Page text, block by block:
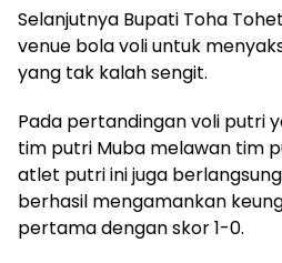
Selanjutnya Bupati Toha
venue bola voli untuk
yang tak kalah sengit.
Pada pertandingan voli putri
tim putri Muba melawan tim
atlet putri ini juga
berhasil mengamankan
pertama dengan skor 1-0.